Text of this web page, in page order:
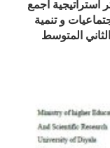
اجمع
و تنمية
المتوسط